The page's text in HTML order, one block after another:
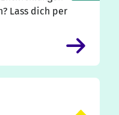
Lass dich per